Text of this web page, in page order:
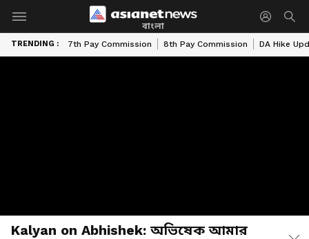
বাংলা
TRENDING : 7th Pay Commission 8th Pay Commission DA Hike
Kalyan on Abhishek: অভিষেক আমার